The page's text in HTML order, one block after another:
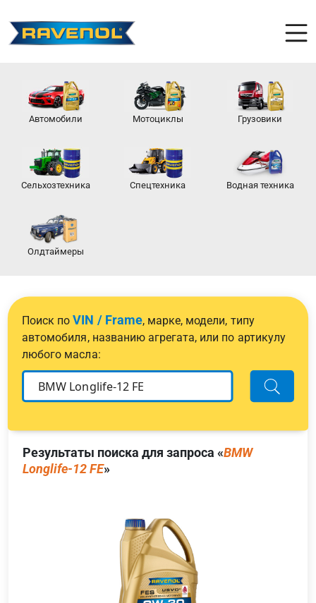
Автомобили Мотоциклы Грузовики
Сельхозтехника Спецтехника Водная техника
Олдтаймеры
Поиск поVIN / Frame, марке, модели, типу
автомобиля, названию агрегата, или по артикулу
любого масла:
Результаты поиска для запроса «BMW
Longlife-12 FE»